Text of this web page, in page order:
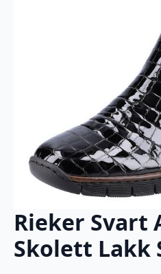
Rieker Svart
Skolett Lakk